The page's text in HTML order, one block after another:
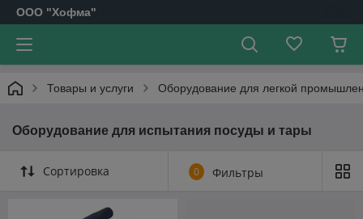
OOO "Хофма"
Товары и услуги Оборудование для легкой
Оборудование для испытания посуды и тары
Сортировка 0 Фильтры